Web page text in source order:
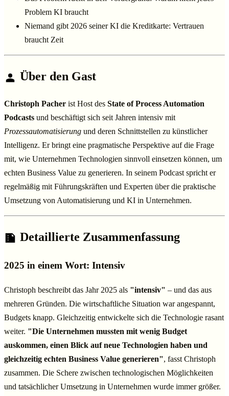
Problem KI braucht
Niemand gibt 2026 seiner KI die Kreditkarte: Vertrauen
braucht Zeit
Über den Gast
Christoph Pacher ist Host des State of Process Automation
Podcasts und beschäftigt sich seit Jahren intensiv mit
Prozessautomatisierung und deren Schnittstellen zu künstlicher
Intelligenz. Er bringt eine pragmatische Perspektive auf die Frage
mit, wie Unternehmen Technologien sinnvoll einsetzen können, um
echten Business Value zu generieren. In seinem Podcast spricht er
regelmäßig mit Führungskräften und Experten über die praktische
Umsetzung von Automatisierung und KI in Unternehmen.
Detaillierte Zusammenfassung
2025 in einem Wort: Intensiv
Christoph beschreibt das Jahr 2025 als "intensiv" – und das aus
mehreren Gründen. Die wirtschaftliche Situation war angespannt,
Budgets knapp. Gleichzeitig entwickelte sich die Technologie rasant
weiter. "Die Unternehmen mussten mit wenig Budget
auskommen, einen Blick auf neue Technologien haben und
gleichzeitig echten Business Value generieren", fasst Christoph
zusammen. Die Schere zwischen technologischen Möglichkeiten
und tatsächlicher Umsetzung in Unternehmen wurde immer größer.